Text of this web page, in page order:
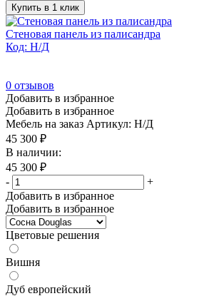
Купить в 1 клик
Стеновая панель из палисандра
Код: Н/Д
0 отзывов
Добавить в избранное
Добавить в избранное
Мебель на заказ Артикул: Н/Д
45 300 ₽
В наличии:
45 300 ₽
-
+
Добавить в избранное
Добавить в избранное
Цветовые решения
Вишня
Дуб европейский